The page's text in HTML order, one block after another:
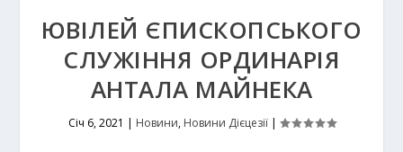
ЮВІЛЕЙ ЄПИСКОПСЬКОГО
СЛУЖІННЯ ОРДИНАРІЯ
АНТАЛА МАЙНЕКА
Січ 6, 2021 | Новини, Новини Дієцезії|